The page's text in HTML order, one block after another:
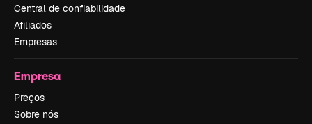
Central de confiabilidade
Afiliados
Empresas
Empresa
Preços
Sobre nós